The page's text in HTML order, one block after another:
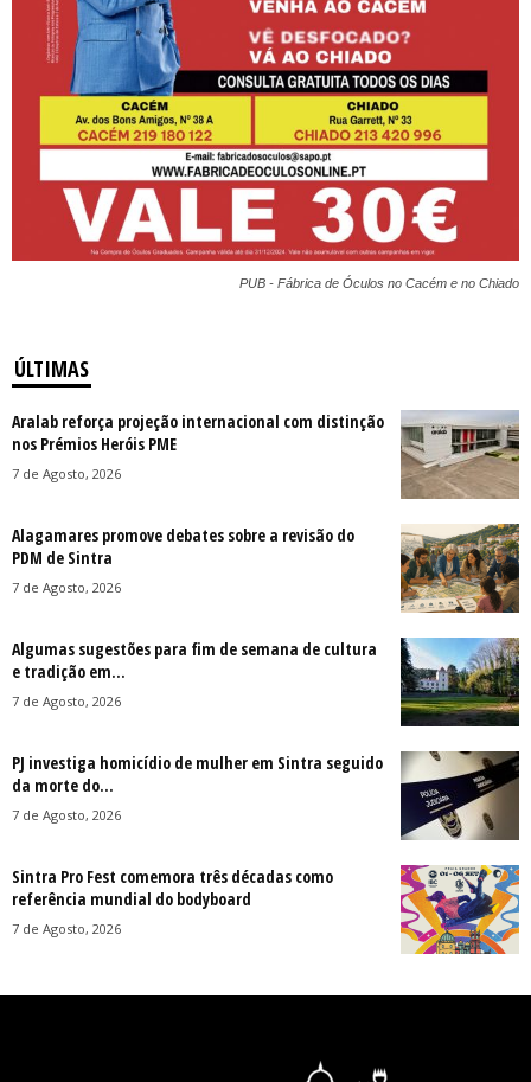
PUB - Fábrica de Óculos no Cacém e no Chiado
ÚLTIMAS
Aralab reforça projeção internacional com distinção
nos Prémios Heróis PME
7 de Agosto, 2026
Alagamares promove debates sobre a revisão do
PDM de Sintra
7 de Agosto, 2026
Algumas sugestões para fim de semana de cultura
e tradição em...
7 de Agosto, 2026
PJ investiga homicídio de mulher em Sintra seguido
da morte do...
7 de Agosto, 2026
Sintra Pro Fest comemora três décadas como
referência mundial do bodyboard
7 de Agosto, 2026